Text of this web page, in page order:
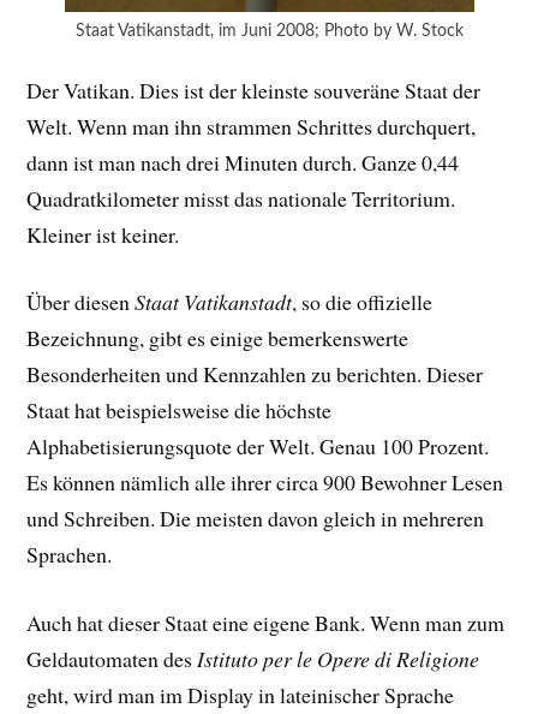
Staat Vatikanstadt, im Juni 2008; Photo by W. Stock
Der Vatikan. Dies ist der kleinste souveräne Staat der
Welt. Wenn man ihn strammen Schrittes durchquert,
dann ist man nach drei Minuten durch. Ganze 0,44
Quadratkilometer misst das nationale Territorium.
Kleiner ist keiner.
Über diesenStaat Vatikanstadt, so die offizielle
Bezeichnung, gibt es einige bemerkenswerte
Besonderheiten und Kennzahlen zu berichten. Dieser
Staat hat beispielsweise die höchste
Alphabetisierungsquote der Welt. Genau 100 Prozent.
Es können nämlich alle ihrer circa 900 Bewohner Lesen
und Schreiben. Die meisten davon gleich in mehreren
Sprachen.
Auch hat dieser Staat eine eigene Bank. Wenn man zum
Geldautomaten desIstituto per le Opere di Religione
geht, wird man im Display in lateinischer Sprache